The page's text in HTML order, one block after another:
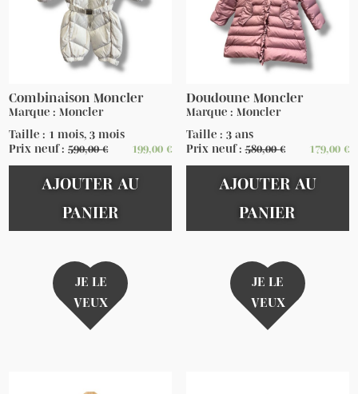
Combinaison Moncler
Marque : Moncler
Taille : 1 mois, 3 mois
Prix neuf :590,00€ 199,00 €
AJOUTER AU
PANIER
JE LE
VEUX
Doudoune Moncler
Marque : Moncler
Taille : 3 ans
Prix neuf :580,00€ 179,00 €
AJOUTER AU
PANIER
JE LE
VEUX